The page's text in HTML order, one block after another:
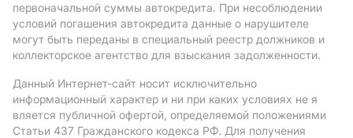
первоначальной суммы автокредита. При несоблюдении
условий погашения автокредита данные о нарушителе
могут быть переданы в специальный реестр должников и
коллекторское агентство для взыскания задолженности.
Данный Интернет-сайт носит исключительно
информационный характер и ни при каких условиях не я
вляется публичной офертой, определяемой положениями
Статьи 437 Гражданского кодекса РФ. Для получения